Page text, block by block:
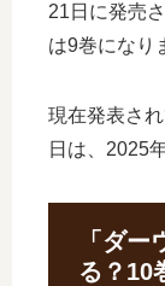
21日に発売
は9巻になり
現在発表さ
日は、2025
「ダ
る？10